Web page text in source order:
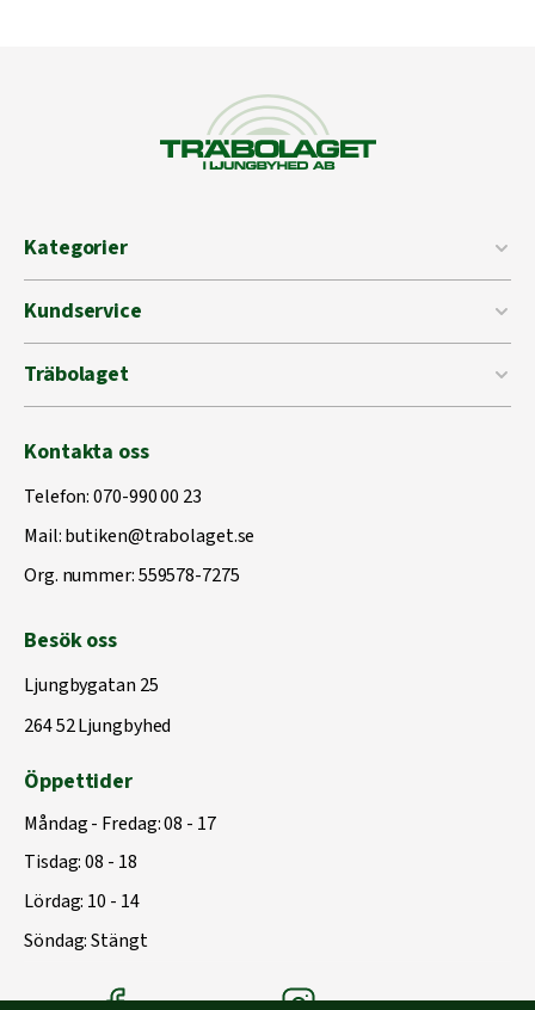
Kategorier
Kundservice
Träbolaget
Kontakta oss
Telefon:070-990 00 23
Mail:butiken@trabolaget.se
Org. nummer: 559578-7275
Besök oss
Ljungbygatan 25
264 52 Ljungbyhed
Öppettider
Måndag - Fredag: 08 - 17
Tisdag: 08 - 18
Lördag: 10 - 14
Söndag: Stängt